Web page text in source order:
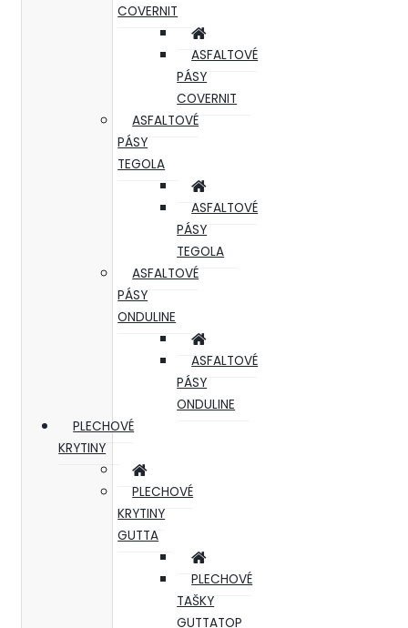
COVERNIT
ASFALTOVÉ
PÁSY
COVERNIT
ASFALTOVÉ
PÁSY
TEGOLA
ASFALTOVÉ
PÁSY
TEGOLA
ASFALTOVÉ
PÁSY
ONDULINE
ASFALTOVÉ
PÁSY
ONDULINE
PLECHOVÉ
KRYTINY
PLECHOVÉ
KRYTINY
GUTTA
PLECHOVÉ
TAŠKY
GUTTATOP